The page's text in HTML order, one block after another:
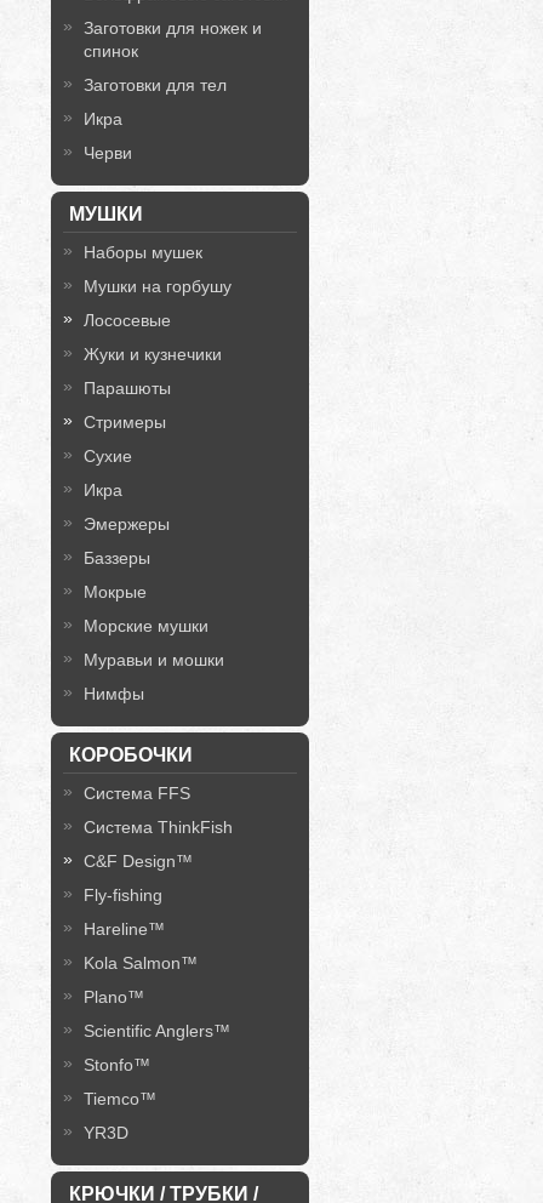
Заготовки для ножек и
спинок
Заготовки для тел
Икра
Черви
МУШКИ
Наборы мушек
Мушки на горбушу
Лососевые
Жуки и кузнечики
Парашюты
Стримеры
Сухие
Икра
Эмержеры
Баззеры
Мокрые
Морские мушки
Муравьи и мошки
Нимфы
КОРОБОЧКИ
Система FFS
Система ThinkFish
C&F Design™
Fly-fishing
Hareline™
Kola Salmon™
Plano™
Scientific Anglers™
Stonfo™
Tiemco™
YR3D
КРЮЧКИ / ТРУБКИ /